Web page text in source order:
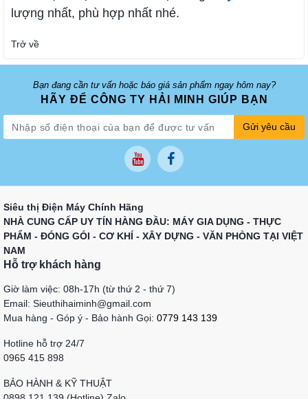
lượng nhất, phù hợp nhất nhé.
Trở về
Bạn đang cần tư vấn hoặc báo giá sản phẩm ngay hôm nay?
HÃY ĐỂ CÔNG TY HẢI MINH GIÚP BẠN
Gửi yêu cầu
Siêu thị Điện Máy Chính Hãng
NHÀ CUNG CẤP UY TÍN HÀNG ĐẦU: MÁY GIA DỤNG - THỰC
PHẨM - ĐÓNG GÓI - CƠ KHÍ - XÂY DỰNG - VĂN PHÒNG TẠI VIỆT
NAM
Hỗ trợ khách hàng
Giờ làm việc: 08h-17h (từ thứ 2 - thứ 7)
Email: Sieuthihaiminh@gmail.com
Mua hàng - Góp ý - Bảo hành Gọi: 0779 143 139
Hotline hỗ trợ 24/7
0965 415 898
BẢO HÀNH & KỸ THUẬT